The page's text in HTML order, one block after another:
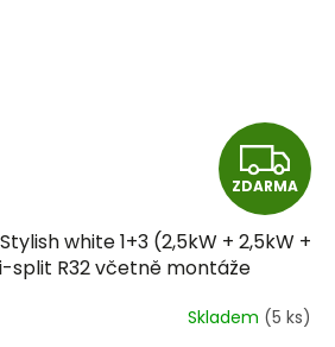
Z
D
A
R
ZDARMA
white 1+3 (2,5kW + 2,5kW +
split R32 včetně montáže
Skladem (5 ks)